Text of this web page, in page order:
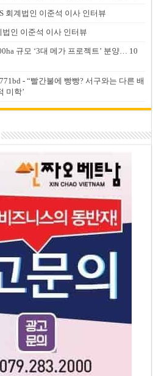
회계법인 이준석 이사 인터뷰
인 이준석 이사 인터뷰
규모 ‘3대 메가 프로젝트’ 분양… 10
-“빨간불에 빵빵? 서구와는 다른 배
미학’